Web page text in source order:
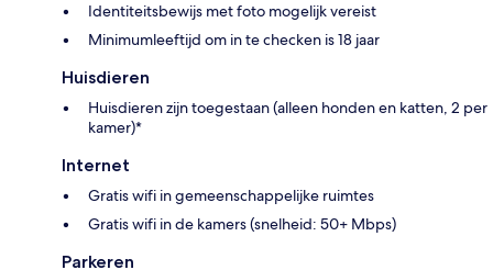
Identiteitsbewijs met foto mogelijk vereist
Minimumleeftijd om in te checken is 18 jaar
Huisdieren
Huisdieren zijn toegestaan (alleen honden en katten, 2 per
kamer)*
Internet
Gratis wifi in gemeenschappelijke ruimtes
Gratis wifi in de kamers (snelheid: 50+ Mbps)
Parkeren